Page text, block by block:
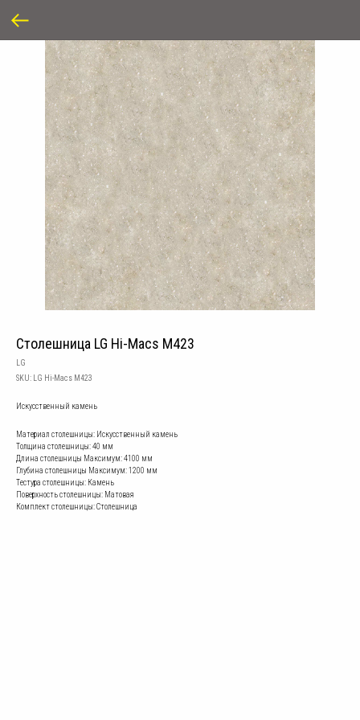
Столешница LG Hi-Macs M423
LG
SKU:
LG Hi-Macs M423
Искусственный камень
Материал столешницы: Искусственный камень
Толщина столешницы: 40 мм
Длина столешницы Mаксимум: 4100 мм
Глубина столешницы Mаксимум: 1200 мм
Тестура столешницы: Камень
Поверхность столешницы: Матовая
Комплект столешницы: Столешница